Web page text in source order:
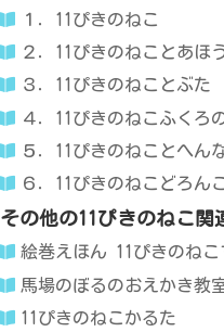
１．11ぴきのねこ
２．11ぴきのねことあほ
３．11ぴきのねことぶた
４．11ぴきのねこふくろ
５．11ぴきのねことへん
６．11ぴきのねこどろん
その他の11ぴきのねこ関
絵巻えほん 11ぴきのね
馬場のぼるのおえかき教
11ぴきのねこかるた